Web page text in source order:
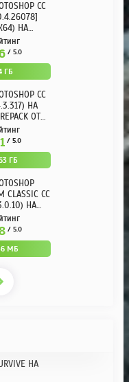
CC
НА
/ 5.0
ГБ
CC
НА
ОТ
/ 5.0
ГБ
CLASSIC CC
НА
ОТ
/ 5.0
МБ
НА